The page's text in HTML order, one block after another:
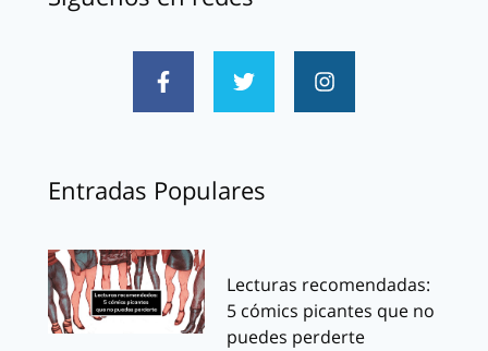
Entradas Populares
Lecturas recomendadas:
5 cómics picantes que no
puedes perderte